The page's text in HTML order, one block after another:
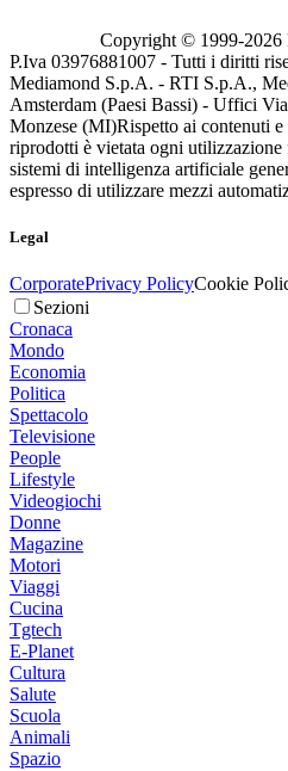
Copyright © 1999-2026
P.Iva 03976881007 - Tutti i diritti
Mediamond S.p.A. - RTI S.p.A.,
Amsterdam (Paesi Bassi) - Uffici
Monzese (MI)Rispetto ai contenuti
riprodotti è vietata ogni utilizzazione
sistemi di intelligenza artificiale
espresso di utilizzare mezzi
Legal
CorporatePrivacy PolicyCookie
Sezioni
Cronaca
Mondo
Economia
Politica
Spettacolo
Televisione
People
Lifestyle
Videogiochi
Donne
Magazine
Motori
Viaggi
Cucina
Tgtech
E-Planet
Cultura
Salute
Scuola
Animali
Spazio